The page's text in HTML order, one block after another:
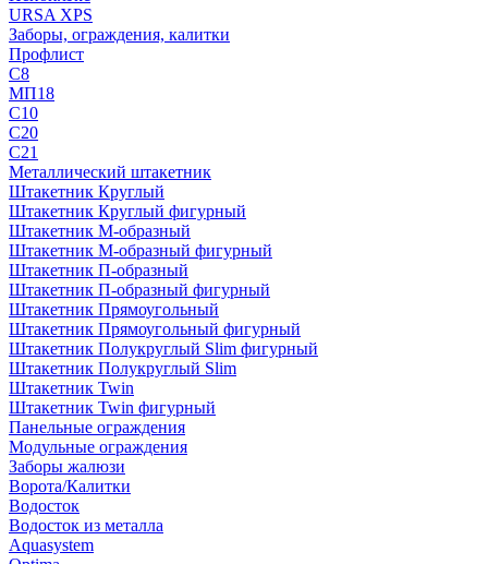
URSA XPS
Заборы, ограждения, калитки
Профлист
С8
МП18
С10
С20
С21
Металлический штакетник
Штакетник Круглый
Штакетник Круглый фигурный
Штакетник М-образный
Штакетник М-образный фигурный
Штакетник П-образный
Штакетник П-образный фигурный
Штакетник Прямоугольный
Штакетник Прямоугольный фигурный
Штакетник Полукруглый Slim фигурный
Штакетник Полукруглый Slim
Штакетник Twin
Штакетник Twin фигурный
Панельные ограждения
Модульные ограждения
Заборы жалюзи
Ворота/Калитки
Водосток
Водосток из металла
Aquasystem